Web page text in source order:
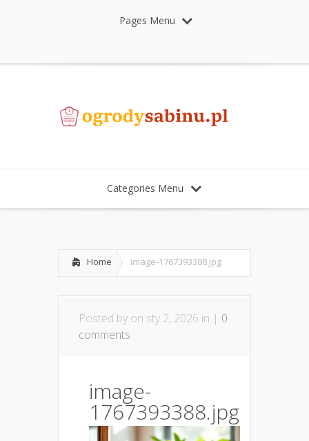
Pages Menu
Categories Menu
Home image-1767393388.jpg
Posted by on sty 2, 2026 in | 0
comments
image-
1767393388.jpg